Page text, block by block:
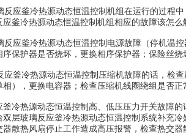
釜冷热源动态恒温控制机组在运行的过程中
釜冷热源动态恒温控制机组相应的故障该怎么
釜冷热源动态恒温控制电源故障（停机温控
保护器是否烧坏，更换相序保护器；保险丝烧
釜冷热源动态恒温控制压缩机故障的话，检
），更换电容器；检查压缩机线圈绕组是否正
热源动态恒温控制高、低压压力开关故障的
双层玻璃反应釜冷热源动态恒温控制系统补充
散热风扇停止工作造成高压报警，检查热交器